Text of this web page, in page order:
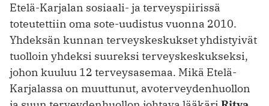
Etelä-Karjalan sosiaali- ja terveyspiirissä
toteutettiin oma sote-uudistus vuonna 2010.
Yhdeksän kunnan terveyskeskukset yhdistyivät
tuolloin yhdeksi suureksi terveyskeskukseksi,
johon kuuluu 12 terveysasemaa. Mikä Etelä-
Karjalassa on muuttunut, avoterveydenhuollon